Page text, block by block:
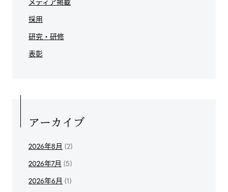
採用
研究・研修
表彰
アーカイブ
2026年8月 (2)
2026年7月 (5)
2026年6月 (1)